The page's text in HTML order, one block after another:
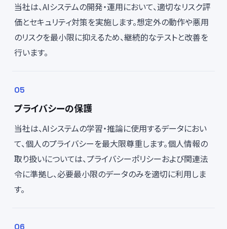
当社は、AIシステムの開発・運用において、適切なリスク評
価とセキュリティ対策を実施します。想定外の動作や悪用
のリスクを最小限に抑えるため、継続的なテストと改善を
行います。
プライバシーの保護
当社は、AIシステムの学習・推論に使用するデータにおい
て、個人のプライバシーを最大限尊重します。個人情報の
取り扱いについては、プライバシーポリシーおよび関連法
令に準拠し、必要最小限のデータのみを適切に利用しま
す。